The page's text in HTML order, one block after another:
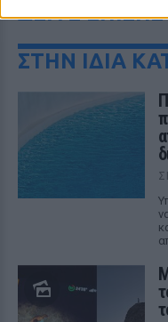
ΔΕΙΤΕ ΕΠΙΣΗΣ
ΣΤΗΝ ΙΔΙΑ